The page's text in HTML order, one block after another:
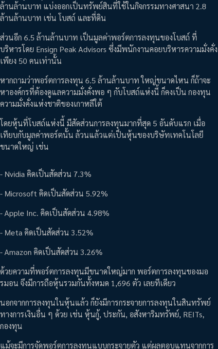
ล้านล้านบาท แบ่งออกเป็นทรัพย์สินที่ใช้ในกิจกรรมทางศาสนา 2.8
ล้านล้านบาท เช่น โบสถ์ และที่ดิน
ส่วนอีก 6.5 ล้านล้านบาท เป็นมูลค่าพอร์ตการลงทุนของโบสถ์ ที่
บริหารโดย Ensign Peak Advisors ซึ่งมีพนักงานคอยบริหารความมั่งคั่ง
เพียง 50 คนเท่านั้น
หากถามว่าพอร์ตการลงทุน 6.5 ล้านล้านบาท ใหญ่ขนาดไหน ก็ถ้าจะ
หาองค์กรที่ต้องดูแลความมั่งคั่งพอ ๆ กับโบสถ์แห่งนี้ ก็คงเป็น กองทุน
ความมั่งคั่งแห่งชาติของเกาหลีใต้
โดยหุ้นที่โบสถ์แห่งนี้ มีสัดส่วนการลงทุนมากที่สุด 5 อันดับแรก เมื่อ
เทียบกับมูลค่าพอร์ตนั้น ล้วนแล้วแต่เป็นหุ้นของบริษัทเทคโนโลยี
ขนาดใหญ่ เช่น
- Nvidia คิดเป็นสัดส่วน 7.3%
- Microsoft คิดเป็นสัดส่วน 5.92%
- Apple Inc. คิดเป็นสัดส่วน 4.98%
- Meta คิดเป็นสัดส่วน 3.52%
- Amazon คิดเป็นสัดส่วน 3.26%
ด้วยความที่พอร์ตการลงทุนมีขนาดใหญ่มาก พอร์ตการลงทุนของมอ
รมอน จึงมีการถือหุ้นรวมกันทั้งหมด 1,696 ตัว เลยทีเดียว
นอกจากการลงทุนในหุ้นแล้ว ก็ยังมีการกระจายการลงทุนในสินทรัพย์
ทางการเงินอื่น ๆ ด้วย เช่น หุ้นกู้, ประกัน, อสังหาริมทรัพย์, REITs,
กองทุน
แม้จะมีการจัดพอร์ตการลงทุนแบบกระจายตัว แต่ผลตอบแทนจากการ